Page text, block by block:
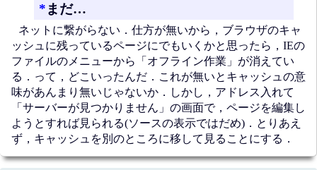
*まだ…
ネットに繋がらない．仕方が無いから，ブラウザのキャ
ッシュに残っているページにでもいくかと思ったら，IEの
ファイルのメニューから「オフライン作業」が消えてい
る．って，どこいったんだ．これが無いとキャッシュの意
味があんまり無いじゃないか．しかし，アドレス入れて
「サーバーが見つかりません」の画面で，ページを編集し
ようとすれば見られる(ソースの表示ではだめ)．とりあえ
ず，キャッシュを別のところに移して見ることにする．